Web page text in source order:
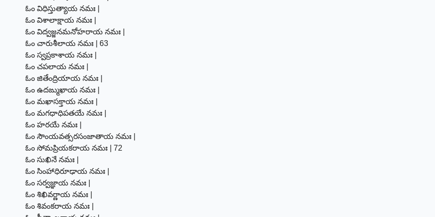
ఓం విధిస్తుత్యాయ నమః |
ఓం విశాలాక్షాయ నమః |
ఓం విద్వజ్జనమనోహరాయ నమః |
ఓం చారుశీలాయ నమః | 63
ఓం స్వప్రకాశాయ నమః |
ఓం చపలాయ నమః |
ఓం జితేంద్రియాయ నమః |
ఓం ఉదఙ్ముఖాయ నమః |
ఓం మఖాసక్తాయ నమః |
ఓం మగధాధిపతయే నమః |
ఓం హరయే నమః |
ఓం సౌంయవత్సరసంజాతాయ నమః |
ఓం సోమప్రియకరాయ నమః | 72
ఓం సుఖినే నమః |
ఓం సింహాధిరూఢాయ నమః |
ఓం సర్వజ్ఞాయ నమః |
ఓం శిఖివర్ణాయ నమః |
ఓం శివంకరాయ నమః |